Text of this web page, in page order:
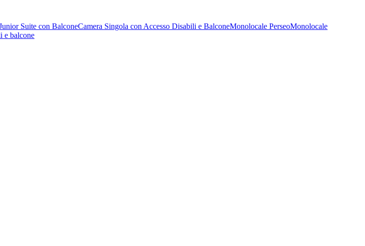
Suite con BalconeCamera Singola con Accesso Disabili e BalconeMonolocale PerseoMonolocale
e balcone